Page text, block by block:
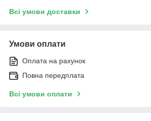
Всі умови доставки
Умови оплати
Оплата на рахунок
Повна передплата
Всі умови оплати